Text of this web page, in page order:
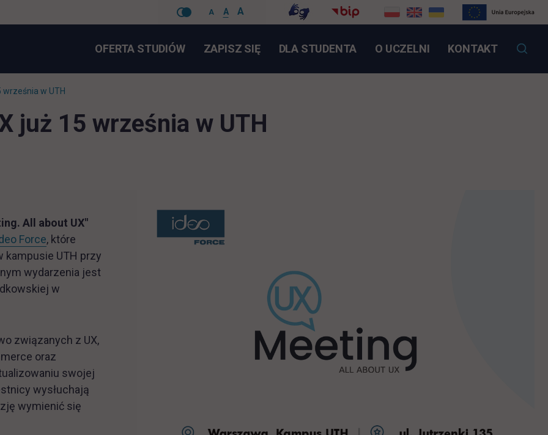
A A A
nawigacje
OFERTA STUDIÓW ZAPISZ SIĘLINK OTWIERA SIĘ W NOWEJ KARCIE
DLA STUDENTA O UCZELNI KONTAKT
września w UTH
już 15 września w UTH
All about UX"
Force link otwiera się w nowej karcie
, które
kampusie UTH przy
wydarzenia jest
w
związanych z UX,
oraz
swojej
wysłuchają
wymienić się